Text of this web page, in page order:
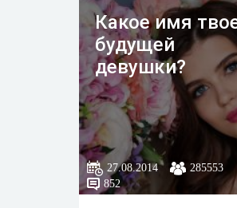
Какое имя
будущей
девушки?
27.08.2014
285553
852